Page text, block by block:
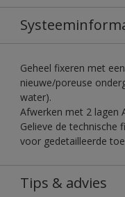
Geheel fixeren met
nieuwe/poreuse
water).
Afwerken met 2 lagen
Gelieve de technische
voor gedetailleerde
Tips & advies